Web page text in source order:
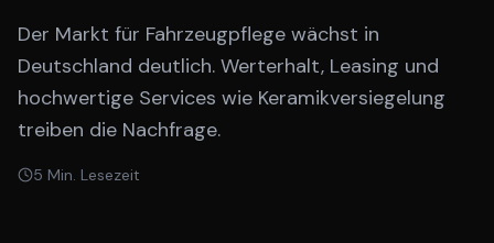
Der Markt für Fahrzeugpflege wächst in
Deutschland deutlich. Werterhalt, Leasing und
hochwertige Services wie Keramikversiegelung
treiben die Nachfrage.
5 Min. Lesezeit